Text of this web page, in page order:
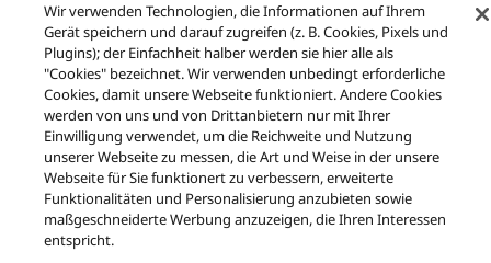
Das könnte Sie auch interessieren:
Facebook X
Wir verwenden Technologien, die Informationen auf Ihrem
Gerät speichern und darauf zugreifen (z. B. Cookies, Pixels und
Plugins); der Einfachheit halber werden sie hier alle als
"Cookies" bezeichnet. Wir verwenden unbedingt erforderliche
Cookies, damit unsere Webseite funktioniert. Andere Cookies
werden von uns und von Drittanbietern nur mit Ihrer
Einwilligung verwendet, um die Reichweite und Nutzung
unserer Webseite zu messen, die Art und Weise in der unsere
Webseite für Sie funktionert zu verbessern, erweiterte
Funktionalitäten und Personalisierung anzubieten sowie
maßgeschneiderte Werbung anzuzeigen, die Ihren Interessen
entspricht.